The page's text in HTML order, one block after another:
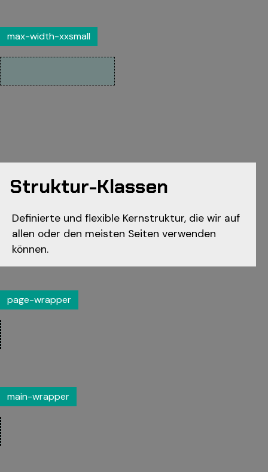
max-width-xxsmall
Struktur-Klassen
Definierte und flexible Kernstruktur, die wir auf
allen oder den meisten Seiten verwenden
können.
page-wrapper
main-wrapper